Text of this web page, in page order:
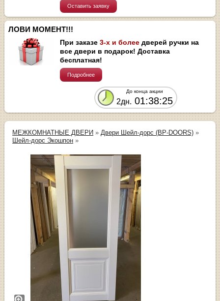
Оставить заявку
ЛОВИ МОМЕНТ!!!
При заказе3-х и более дверей ручки на
все двери в подарок! Доставка
бесплатная!
Подробнее
До конца акции
2дн. 01:38:25
МЕЖКОМНАТНЫЕ ДВЕРИ » Двери Шейл-дорс (BP-DOORS) »
Шейл-дорс Экошпон »